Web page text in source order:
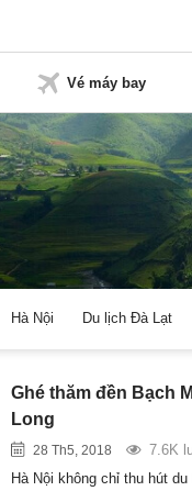
Vé máy bay
Hà Nội Du lịch Đà Lạt
Ghé thăm đền Bạch
Long
28 Th5, 2018
7.6K
Hà Nội không chỉ thu hút